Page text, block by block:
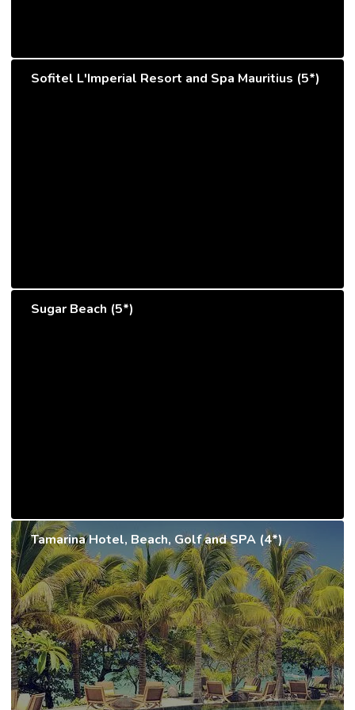
Sofitel L'Imperial Resort and Spa Mauritius (5*)
Sugar Beach (5*)
Tamarina Hotel, Beach, Golf and SPA (4*)